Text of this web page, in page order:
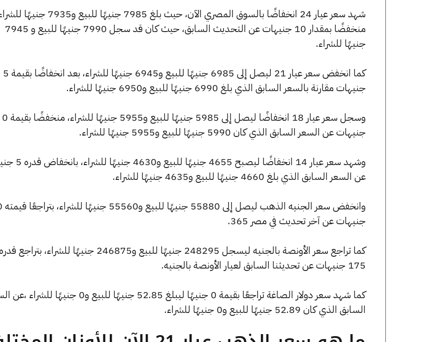
شهد سعر عيار 24 انخفاضًا بالسوق المصري الآن، حيث بلغ 7985 جنيهًا للبيع و7935
منخفضًا بمقدار 10 جنيهات عن التحديث السابق، حيث كان قد سجل 7990 جنيهًا للبيع و 7945
جنيهًا للشراء.
كما انخفض سعر عيار 21 ليصل إلى 6985 جنيهًا للبيع و6945 جنيهًا للشراء، بعد انخفاضًا بقيمة 5
جنيهات مقارنة بالسعر السابق الذي بلغ 6990 جنيهًا للبيع و6950 جنيهًا للشراء.
وسجل سعر عيار 18 انخفاضًا ليصل إلى 5985 جنيهًا للبيع و5955 جنيهًا للشراء، منخفضًا بقيمة 0
جنيهات عن السعر السابق الذي كان 5990 جنيهًا للبيع و5955 جنيهًا للشراء.
وشهد سعر عيار 14 انخفاضًا ليصبح
عن السعر السابق الذي بلغ 4660 جنيهًا للبيع و4635 جنيهًا للشراء.
وانخفض
جنيهات عن آخر تحديث في مصر 365.
كما تراجع سعر الأونصة بالجنيه ليسجل 248295 جنيهًا للبيع و246875 جنيهًا للشراء، بتراجع
175 جنيهات عن تحديثنا السابق لعيار الأونصة بالجنيه.
كما شهد سعر دولار الصاغة تراجعًا بقيمة 0 جنيهًا ليبلغ 52.85 جنيهًا للبيع و0 جنيهًا
السابق الذي كان 52.89 جنيهًا للبيع و0 جنيهًا للشراء.